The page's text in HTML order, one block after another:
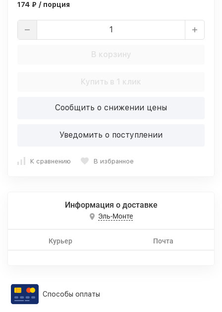
174 ₽ / порция
В корзину
Купить в 1 клик
Сообщить о снижении цены
Уведомить о поступлении
К сравнению В избранное
Информация о доставке
Эль-Монте
Курьер Почта
Способы оплаты